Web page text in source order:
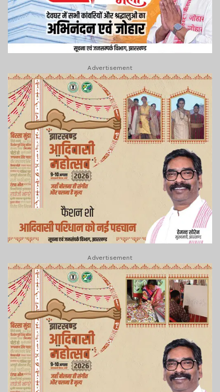
Advertisement
Advertisement